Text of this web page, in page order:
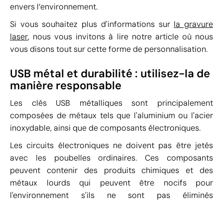
envers l’environnement.
Si vous souhaitez plus d'informations sur la gravure
laser, nous vous invitons à lire notre article où nous
vous disons tout sur cette forme de personnalisation.
USB métal et durabilité : utilisez-la de
manière responsable
Les clés USB métalliques sont principalement
composées de métaux tels que l'aluminium ou l'acier
inoxydable, ainsi que de composants électroniques.
Les circuits électroniques ne doivent pas être jetés
avec les poubelles ordinaires. Ces composants
peuvent contenir des produits chimiques et des
métaux lourds qui peuvent être nocifs pour
l'environnement s'ils ne sont pas éliminés